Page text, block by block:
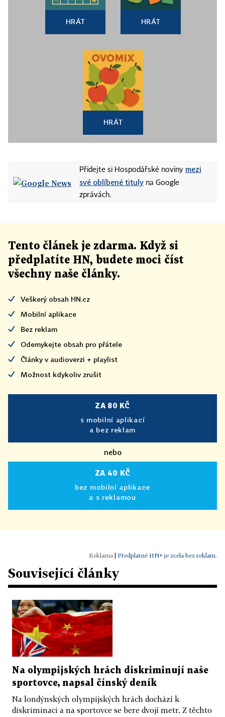
HRÁT HRÁT
HRÁT
Přidejte si Hospodářské noviny mezi
své oblíbené tituly na Google
zprávách.
Tento článek je zdarma. Když si
předplatíte HN, budete moci číst
všechny naše články.
Veškerý obsah HN.cz
Mobilní aplikace
Bez reklam
Odemykejte obsah pro přátele
Články v audioverzi + playlist
Možnost kdykoliv zrušit
ZA 80 KČ
s mobilní aplikací
a bez reklam
nebo
ZA 40 KČ
bez mobilní aplikace
a s reklamou
Předplatné HN+ je zcela bez reklam.
Související články
Na olympijských hrách diskriminují naše
sportovce, napsal čínský deník
Na londýnských olympijských hrách dochází k
diskriminaci a na sportovce se bere dvojí metr. Z těchto